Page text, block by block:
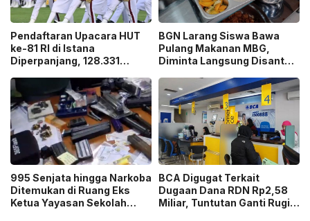
Pendaftaran Upacara HUT
ke-81 RI di Istana
Diperpanjang, 128.331
Ticket”
BGN Larang Siswa Bawa
Pulang Makanan MBG,
Diminta Langsung Disantap
995 Senjata hingga Narkoba
Ditemukan di Ruang Eks
Ketua Yayasan Sekolah
BCA Digugat Terkait
Dugaan Dana RDN Rp2,58
Miliar, Tuntutan Ganti Rugi